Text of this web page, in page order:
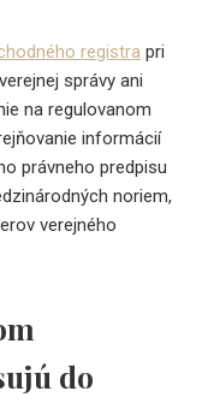
registra pri
správy ani
na regulovanom
informácií
právneho predpisu
noriem,
verejného
do